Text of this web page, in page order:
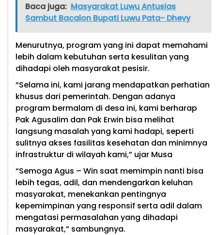
Baca juga: Masyarakat Luwu Antusias
Sambut Bacalon Bupati Luwu Pata- Dhevy
Menurutnya, program yang ini dapat memahami
lebih dalam kebutuhan serta kesulitan yang
dihadapi oleh masyarakat pesisir.
“Selama ini, kami jarang mendapatkan perhatian
khusus dari pemerintah. Dengan adanya
program bermalam di desa ini, kami berharap
Pak Agusalim dan Pak Erwin bisa melihat
langsung masalah yang kami hadapi, seperti
sulitnya akses fasilitas kesehatan dan minimnya
infrastruktur di wilayah kami,” ujar Musa
“Semoga Agus – Win saat memimpin nanti bisa
lebih tegas, adil, dan mendengarkan keluhan
masyarakat, menekankan pentingnya
kepemimpinan yang responsif serta adil dalam
mengatasi permasalahan yang dihadapi
masyarakat,” sambungnya.